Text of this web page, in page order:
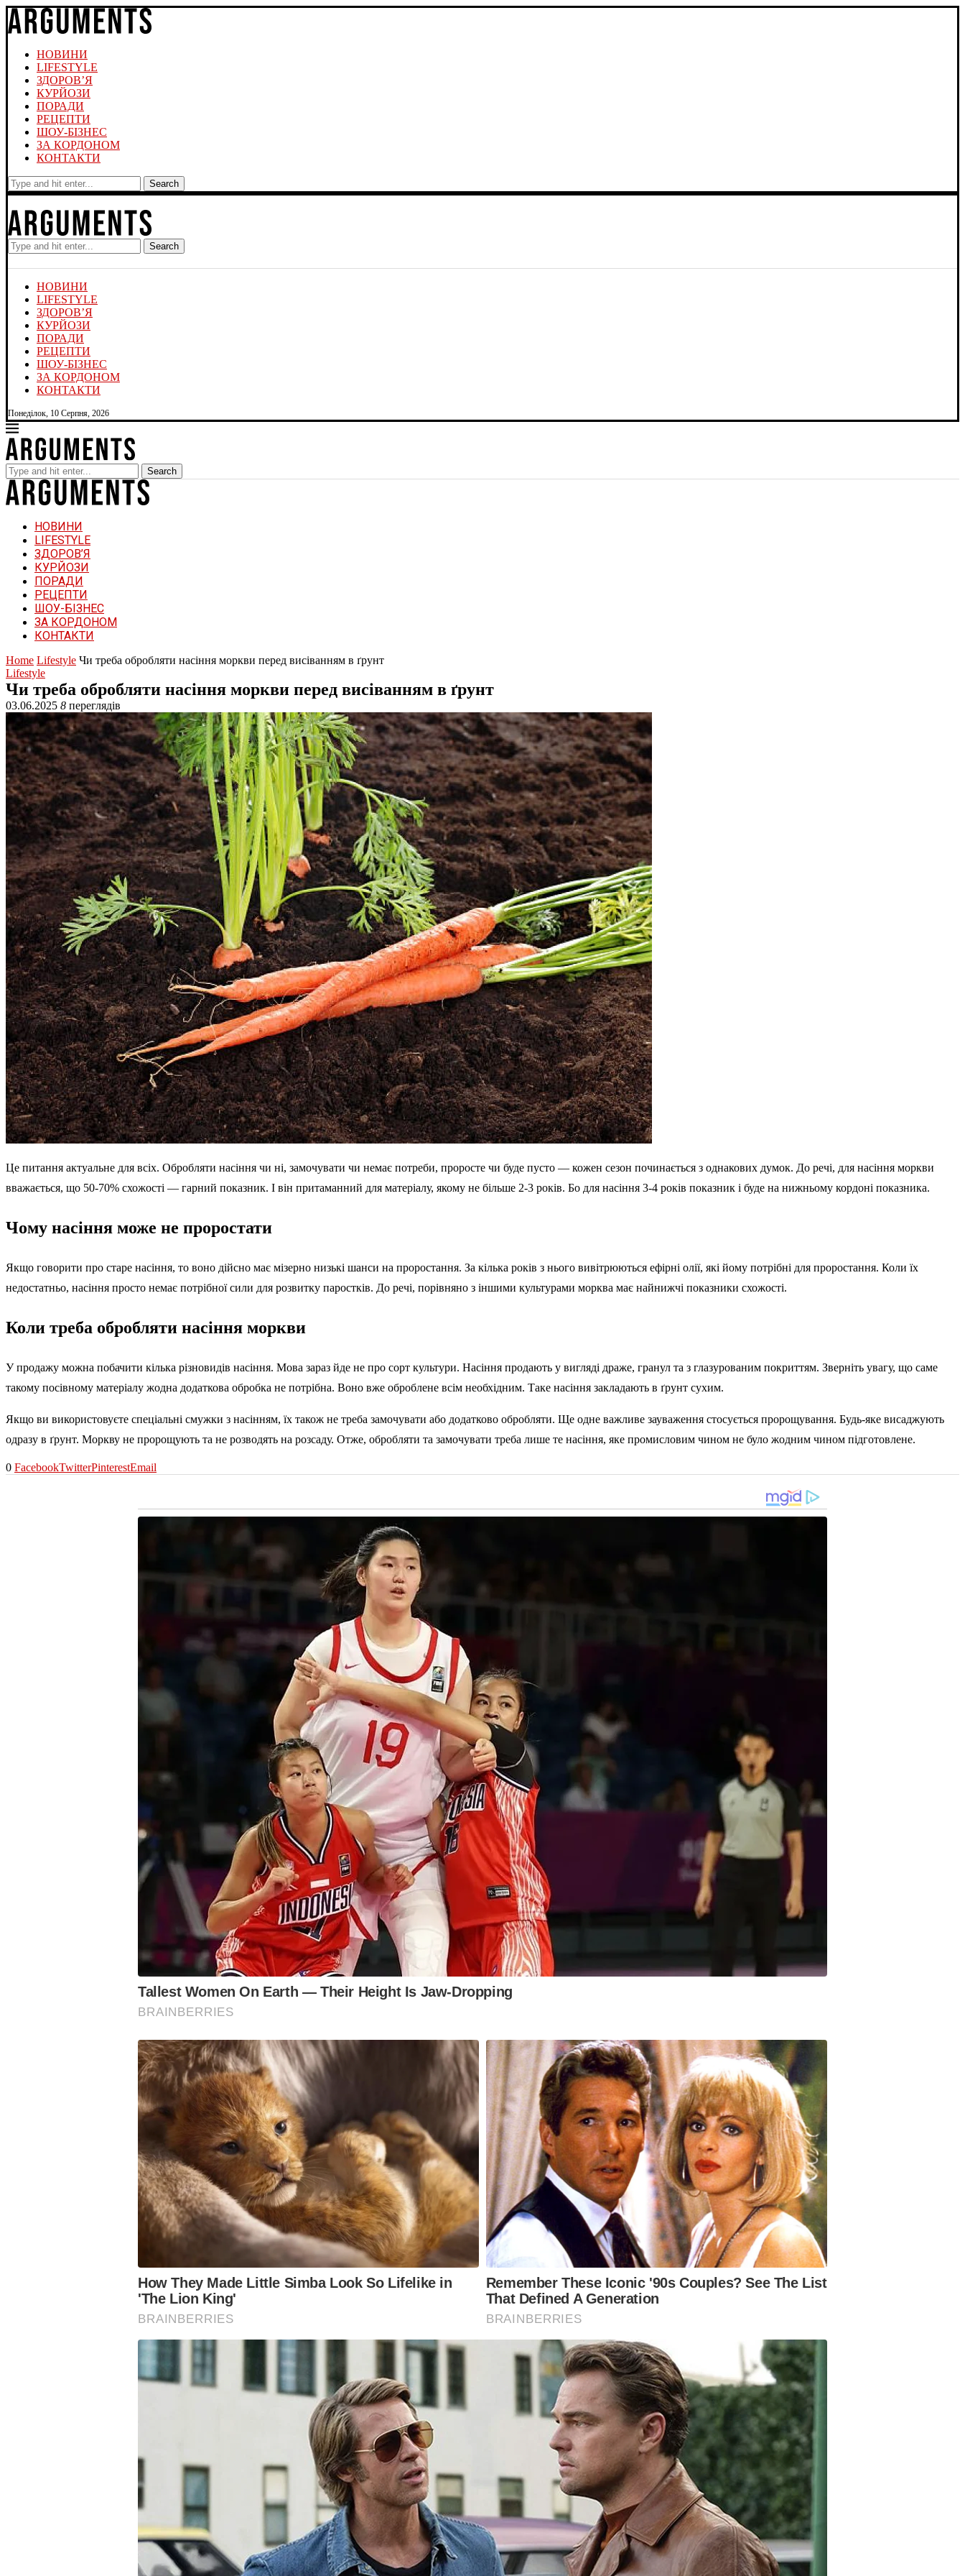
НОВИНИ
LIFESTYLE
ЗДОРОВ’Я
КУРЙОЗИ
ПОРАДИ
РЕЦЕПТИ
ШОУ-БІЗНЕС
ЗА КОРДОНОМ
КОНТАКТИ
Search
Search
НОВИНИ
LIFESTYLE
ЗДОРОВ’Я
КУРЙОЗИ
ПОРАДИ
РЕЦЕПТИ
ШОУ-БІЗНЕС
ЗА КОРДОНОМ
КОНТАКТИ
Понеділок, 10 Серпня, 2026
Search
НОВИНИ
LIFESTYLE
ЗДОРОВ’Я
КУРЙОЗИ
ПОРАДИ
РЕЦЕПТИ
ШОУ-БІЗНЕС
ЗА КОРДОНОМ
КОНТАКТИ
Home Lifestyle Чи треба обробляти насіння моркви перед висіванням в ґрунт
Lifestyle
Чи треба обробляти насіння моркви перед висіванням в ґрунт
03.06.2025 8 переглядів
Це питання актуальне для всіх. Обробляти насіння чи ні, замочувати чи немає потреби, проросте чи буде пусто — кожен сезон починається з однакових думок. До речі, для насіння моркви
вважається, що 50-70% схожості — гарний показник. І він притаманний для матеріалу, якому не більше 2-3 років. Бо для насіння 3-4 років показник і буде на нижньому кордоні показника.
Чому насіння може не проростати
Якщо говорити про старе насіння, то воно дійсно має мізерно низькі шанси на проростання. За кілька років з нього вивітрюються ефірні олії, які йому потрібні для проростання. Коли їх
недостатньо, насіння просто немає потрібної сили для розвитку паростків. До речі, порівняно з іншими культурами морква має найнижчі показники схожості.
Коли треба обробляти насіння моркви
У продажу можна побачити кілька різновидів насіння. Мова зараз йде не про сорт культури. Насіння продають у вигляді драже, гранул та з глазурованим покриттям. Зверніть увагу, що саме
такому посівному матеріалу жодна додаткова обробка не потрібна. Воно вже оброблене всім необхідним. Таке насіння закладають в ґрунт сухим.
Якщо ви використовуєте спеціальні смужки з насінням, їх також не треба замочувати або додатково обробляти. Ще одне важливе зауваження стосується пророщування. Будь-яке висаджують
одразу в ґрунт. Моркву не пророщують та не розводять на розсаду. Отже, обробляти та замочувати треба лише те насіння, яке промисловим чином не було жодним чином підготовлене.
0 FacebookTwitterPinterestEmail